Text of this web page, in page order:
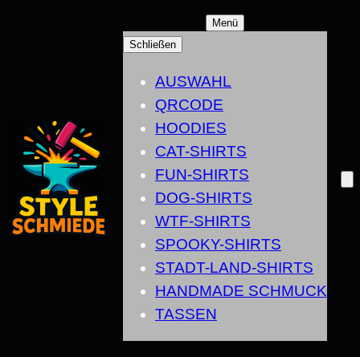
Menü
Schließen
AUSWAHL
QRCODE
HOODIES
CAT-SHIRTS
FUN-SHIRTS
DOG-SHIRTS
WTF-SHIRTS
SPOOKY-SHIRTS
STADT-LAND-SHIRTS
HANDMADE SCHMUCK
TASSEN